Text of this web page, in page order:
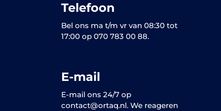
Telefoon
Bel ons ma t/m vr van 08:30 tot
17:00 op 070 783 00 88.
E-mail
E-mail ons 24/7 op
contact@ortaq.nl. We reageren